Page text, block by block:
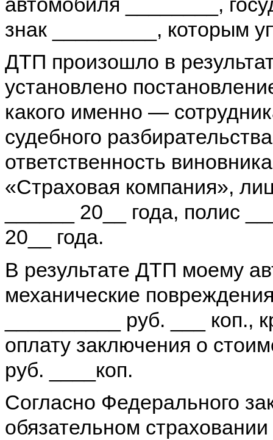
знак _________, которым
ДТП произошло в
установлено
какого именно —
судебного
ответственность
«Страховая компания»,
______ 20__ года, полис
20__ года.
В результате ДТП моему
механические
__________ руб. ___ коп.,
оплату заключения о
руб. ____коп.
Согласно Федерального
обязательном